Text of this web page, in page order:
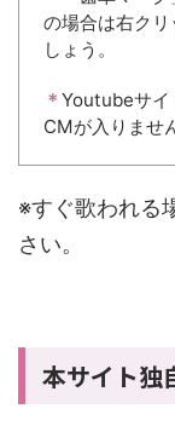
の場合は右ク
しょう。
＊ Youtubeサイ
CMが入りませ
※すぐ歌われる
さい。
本サイト独